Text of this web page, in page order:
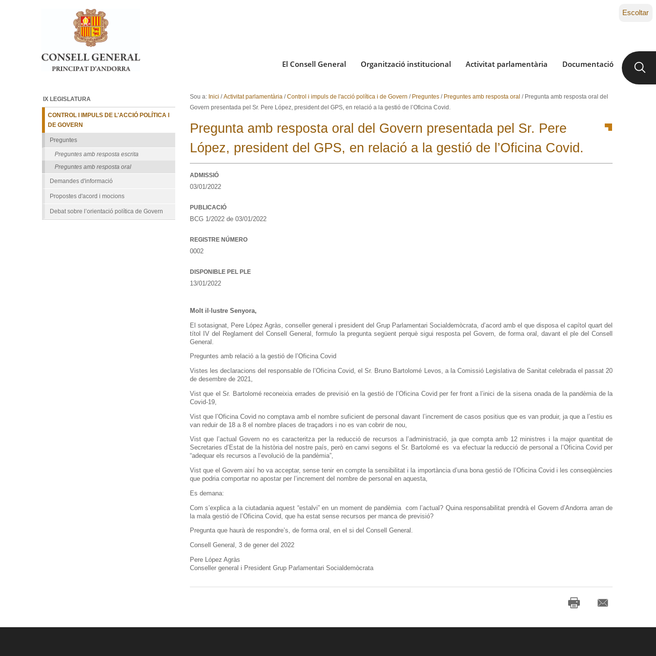
Ves al contingut.
Salta a la navegació
El Consell General Organització institucional Activitat parlamentària Documentació
Escoltar
Sou a: Inici /Activitat parlamentària /Control i impuls de l'acció política i de Govern / Preguntes / Preguntes amb resposta oral / Pregunta amb resposta oral del
Govern presentada pel Sr. Pere López, president del GPS, en relació a la gestió de l’Oficina Covid.
Pregunta amb resposta oral del Govern presentada pel Sr. Pere
López, president del GPS, en relació a la gestió de l’Oficina Covid.
ADMISSIÓ
03/01/2022
PUBLICACIÓ
BCG 1/2022 de 03/01/2022
REGISTRE NÚMERO
0002
DISPONIBLE PEL PLE
13/01/2022
Molt il·lustre Senyora,
El sotasignat, Pere López Agràs, conseller general i president del Grup Parlamentari Socialdemòcrata, d’acord amb el que disposa el capítol quart del
títol IV del Reglament del Consell General, formulo la pregunta següent perquè sigui resposta pel Govern, de forma oral, davant el ple del Consell
General.
Preguntes amb relació a la gestió de l’Oficina Covid
Vistes les declaracions del responsable de l’Oficina Covid, el Sr. Bruno Bartolomé Levos, a la Comissió Legislativa de Sanitat celebrada el passat 20
de desembre de 2021,
Vist que el Sr. Bartolomé reconeixia errades de previsió en la gestió de l’Oficina Covid per fer front a l’inici de la sisena onada de la pandèmia de la
Covid-19,
Vist que l’Oficina Covid no comptava amb el nombre suficient de personal davant l’increment de casos positius que es van produir, ja que a l’estiu es
van reduir de 18 a 8 el nombre places de traçadors i no es van cobrir de nou,
Vist que l’actual Govern no es caracteritza per la reducció de recursos a l’administració, ja que compta amb 12 ministres i la major quantitat de
Secretaries d’Estat de la història del nostre país, però en canvi segons el Sr. Bartolomé es va efectuar la reducció de personal a l’Oficina Covid per
“adequar els recursos a l’evolució de la pandèmia”,
Vist que el Govern així ho va acceptar, sense tenir en compte la sensibilitat i la importància d’una bona gestió de l’Oficina Covid i les conseqüències
que podria comportar no apostar per l’increment del nombre de personal en aquesta,
Es demana:
Com s’explica a la ciutadania aquest “estalvi” en un moment de pandèmia com l’actual? Quina responsabilitat prendrà el Govern d’Andorra arran de
la mala gestió de l’Oficina Covid, que ha estat sense recursos per manca de previsió?
Pregunta que haurà de respondre’s, de forma oral, en el si del Consell General.
Consell General, 3 de gener del 2022
Pere López Agràs
Conseller general i President Grup Parlamentari Socialdemòcrata
IX LEGISLATURA
CONTROL I IMPULS DE L'ACCIÓ POLÍTICA I
DE GOVERN
Preguntes
Preguntes amb resposta escrita
Preguntes amb resposta oral
Demandes d'informació
Propostes d'acord i mocions
Debat sobre l’orientació política de Govern